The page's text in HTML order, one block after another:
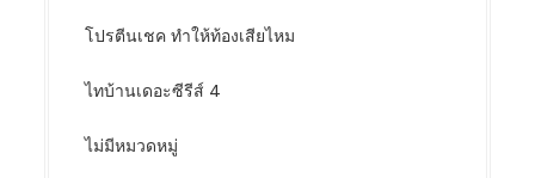
โปรตีนเชค ทำให้ท้องเสียไหม
ไทบ้านเดอะซีรีส์ 4
ไม่มีหมวดหมู่